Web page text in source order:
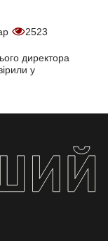
2523
директора
у